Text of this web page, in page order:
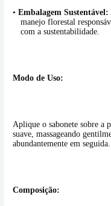
• Embalagem Sustentável:
manejo florestal
com a sustentabilidade.
Modo de Uso:
Aplique o sabonete sobre a
suave, massageando
abundantemente em seguida.
Composição: